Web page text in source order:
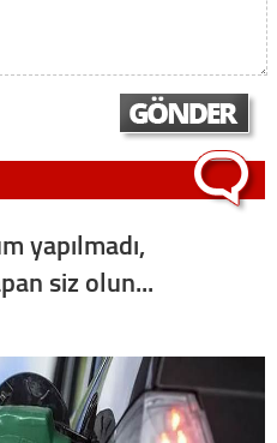
yapılmadı,
siz olun...